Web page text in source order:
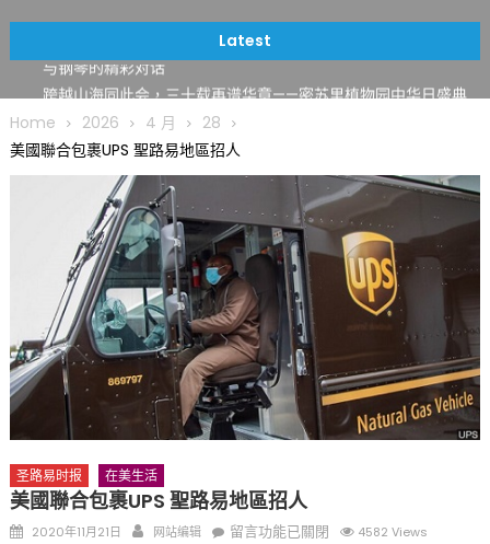
Latest
筝声与琴韵交汇：刘励(Li Statler)与钢琴家Darek演绎一场古筝
与钢琴的精彩对话
跨越山海同此会，三十载再谱华章——密苏里植物园中华日盛典
圣路易龙舟俱乐部5月16日龙舟体验日 邀请各界亲身体验划行乐
趣 + 水上竞速魅力
三十二载跨越时空的相逢
执掌密苏里植物园近四十年 致力推动全球植物多样性研究与中美
合作 Peter Raven 博士逝世 享年89岁
一晃三十年，初夏又相逢。中华日，等你来赴约 —— 密苏里植物
园“中华日三十周年特别报道（五）
筝声与琴韵交汇：刘励(Li Statler)与钢琴家Darek演绎一场古筝
与钢琴的精彩对话
Home 2026 4 月
28
美國聯合包裹UPS 聖路易地區招人
圣路易时报 在美生活
美國聯合包裹UPS 聖路易地區招人
Posted
2020年11月21日 Author
网站编辑
在
留言功能已關閉 4582 Views